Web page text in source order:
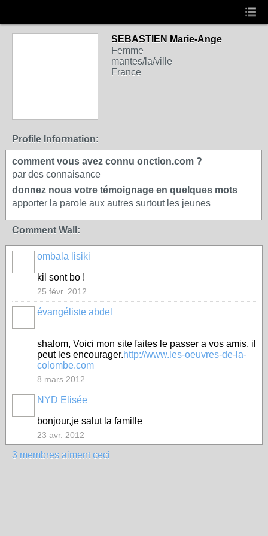
SEBASTIEN Marie-Ange
Femme
mantes/la/ville
France
Profile Information:
comment vous avez connu onction.com ?
par des connaisance
donnez nous votre témoignage en quelques mots
apporter la parole aux autres surtout les jeunes
Comment Wall:
ombala lisiki
kil sont bo !
25 févr. 2012
évangéliste abdel
shalom, Voici mon site faites le passer a vos amis, il
peut les encourager.http://www.les-oeuvres-de-la-
colombe.com
8 mars 2012
NYD Elisée
bonjour,je salut la famille
23 avr. 2012
3 membres aiment ceci